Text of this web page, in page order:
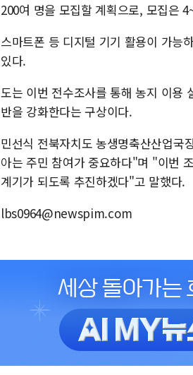
200여 명을 모집할 계획으로, 모집은
스마트폰 등 디지털 기기 활용이 가능
있다.
도는 이번 전수조사를 통해 농지 이용
반을 강화한다는 구상이다.
민선식 전북자치도 농생명축산산업
아는 주민 참여가 중요하다"며 "이번
계기가 되도록 추진하겠다"고 말했다.
lbs0964@newspim.com